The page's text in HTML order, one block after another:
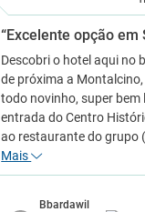
“Excelente opção em
Descobri o hotel aqui no
de próxima a
todo novinho, super
entrada do Centro
ao restaurante do grupo
Mais
Bbardawil